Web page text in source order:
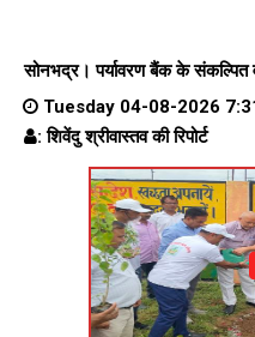
सोनभद्र। पर्यावरण बैंक के संकल्पित
Tuesday 04-08-2026
: शिवेंदु श्रीवास्तव की रिपोर्ट